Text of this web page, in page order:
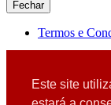
Este site
Fechar
Termos e